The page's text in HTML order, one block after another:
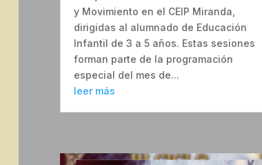
y Movimiento en el CEIP Miranda,
dirigidas al alumnado de Educación
Infantil de 3 a 5 años. Estas sesiones
forman parte de la programación
especial del mes de...
leer más